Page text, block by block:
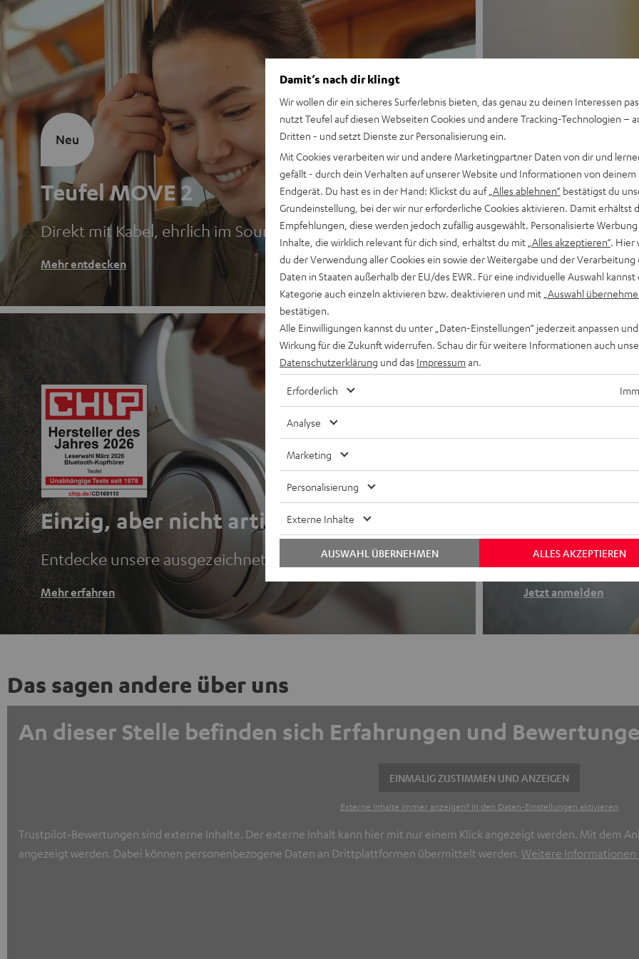
Teufel MOVE 2
Direkt mit Kabel, ehrlich im Sound
Mehr entdecken
Neu
MOTIV®
Stil trifft Sound
Mehr entdecken
Einzig, aber nicht artig.
Entdecke unsere ausgezeichneten Bluetooth-Kopfhörer
Mehr erfahren
Newsletter
Finde deinen
Erhalte bis zu
Jetzt anmelden
Das sagen andere über uns
An dieser Stelle befinden sich Erfahrungen und
EINMALIG ZUSTIMMEN UND ANZEIGEN
Externe Inhalte immer anzeigen? In den Daten‑Einstellungen aktivieren
Trustpilot‑Bewertungen sind externe Inhalte. Der externe Inhalt kann hier mit nur einem Klick angezeigt werden. Mit dem
angezeigt werden. Dabei können personenbezogene Daten an Drittplattformen übermittelt werden. Weitere Informationen
Damit‘s nach dir klingt
Wir wollen dir ein sicheres Surferlebnis bieten, das genau zu deinen Interessen
nutzt Teufel auf diesen Webseiten Cookies und andere Tracking-Technologien –
Dritten - und setzt Dienste zur Personalisierung ein.
Mit Cookies verarbeiten wir und andere Marketingpartner Daten von dir und
gefällt - durch dein Verhalten auf unserer Website und Informationen von deinem
Endgerät. Du hast es in der Hand: Klickst du auf „Alles ablehnen“ bestätigst du
Grundeinstellung, bei der wir nur erforderliche Cookies aktivieren. Damit erhältst
Empfehlungen, diese werden jedoch zufällig ausgewählt. Personalisierte
Inhalte, die wirklich relevant für dich sind, erhältst du mit „Alles akzeptieren“. Hier
du der Verwendung aller Cookies ein sowie der Weitergabe und der Verarbeitung
Daten in Staaten außerhalb der EU/des EWR. Für eine individuelle Auswahl kannst
Kategorie auch einzeln aktivieren bzw. deaktivieren und mit „Auswahl
bestätigen.
Alle Einwilligungen kannst du unter „Daten-Einstellungen“ jederzeit anpassen
Wirkung für die Zukunft widerrufen. Schau dir für weitere Informationen auch
Datenschutzerklärung und das Impressum an.
Erforderlich
Analyse
Marketing
Personalisierung
Externe Inhalte
ALLES AKZEPTIEREN
AUSWAHL ÜBERNEHMEN